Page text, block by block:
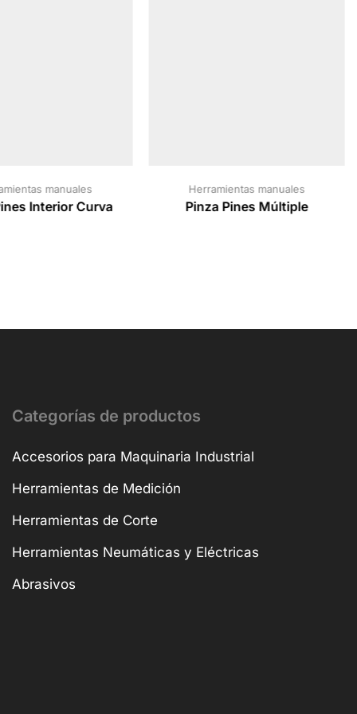
manuales
Interior Curva
Herramientas manuales
Pinza Pines Múltiple
Categorías de productos
Accesorios para Maquinaria Industrial
Herramientas de Medición
Herramientas de Corte
Herramientas Neumáticas y Eléctricas
Abrasivos